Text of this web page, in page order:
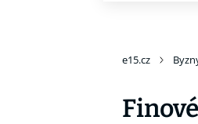
e15.cz